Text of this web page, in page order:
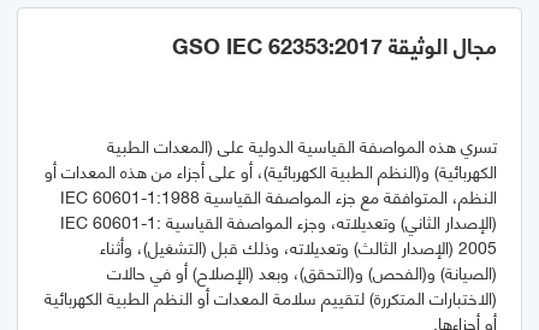
مجال الوثيقة GSO IEC 62353:2017
تسري هذه المواصفة القياسية الدولية على (المعدات الطبية
الكهربائية) و(النظم الطبية الكهربائية)، أو على أجزاء من هذه المعدات أو
النظم، المتوافقة مع جزء المواصفة القياسية IEC 60601-1:1988
(الإصدار الثاني) وتعديلاته، وجزء المواصفة القياسية IEC 60601-1:
2005 (الإصدار الثالث) وتعديلاته، وذلك قبل (التشغيل)، وأثناء
(الصيانة) و(الفحص) و(التحقق)، وبعد (الإصلاح) أو في حالات
(الاختبارات المتكررة) لتقييم سلامة المعدات أو النظم الطبية الكهربائية